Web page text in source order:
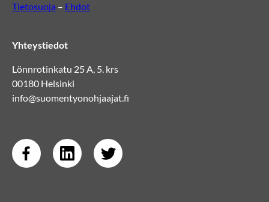
Tietosuoja – Ehdot
Yhteystiedot
Lönnrotinkatu 25 A, 5. krs
00180 Helsinki
info@suomentyonohjaajat.fi